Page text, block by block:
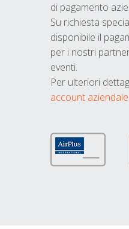
di pagamento
Su richiesta
disponibile il
per i nostri
eventi.
Per ulteriori
account aziendale